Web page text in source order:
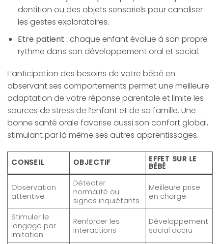
dentition ou des objets sensoriels pour canaliser
les gestes exploratoires.
Etre patient : chaque enfant évolue à son propre
rythme dans son développement oral et social.
L’anticipation des besoins de votre bébé en
observant ses comportements permet une meilleure
adaptation de votre réponse parentale et limite les
sources de stress de l’enfant et de sa famille. Une
bonne santé orale favorise aussi son confort global,
stimulant par là même ses autres apprentissages.
CONSEIL OBJECTIF EFFET SUR LE
BÉBÉ
Observation
attentive
Détecter
normalité ou
signes inquiétants
Meilleure prise
en charge
Stimuler le
langage par
imitation
Renforcer les
interactions
Développement
social accru